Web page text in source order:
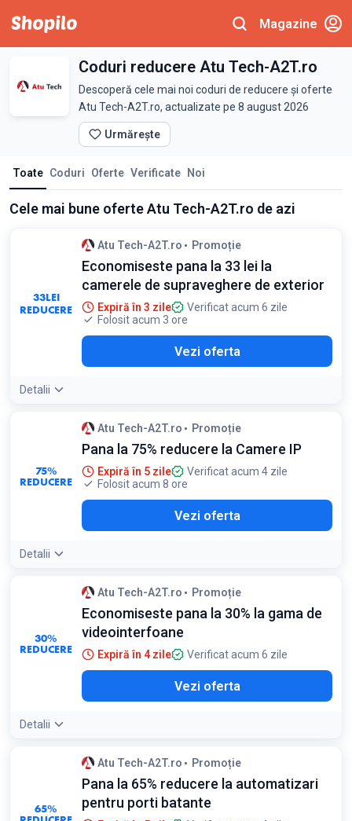
Magazine
Coduri reducere Atu Tech-A2T.ro
Descoperă cele mai noi coduri de reducere și oferte
Atu Tech-A2T.ro, actualizate pe 8 august 2026
Urmărește
Toate Coduri Oferte Verificate Noi
Cele mai bune oferte Atu Tech-A2T.ro de azi
33LEI
REDUCERE
Atu Tech-A2T.ro Promoție
Economiseste pana la 33 lei la
camerele de supraveghere de exterior
Expiră în 3 zile
Verificat acum 6 zile
Folosit acum 3 ore
Vezi oferta
Detalii
75%
REDUCERE
Atu Tech-A2T.ro Promoție
Pana la 75% reducere la Camere IP
Expiră în 5 zile
Verificat acum 4 zile
Folosit acum 8 ore
Vezi oferta
Detalii
30%
REDUCERE
Atu Tech-A2T.ro Promoție
Economiseste pana la 30% la gama de
videointerfoane
Expiră în 4 zile Verificat acum 6 zile
Vezi oferta
Detalii
65%
Atu Tech-A2T.ro Promoție
Pana la 65% reducere la automatizari
pentru porti batante